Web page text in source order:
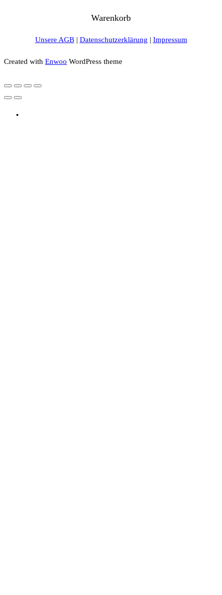
Warenkorb
Unsere AGB| Datenschutzerklärung | Impressum
Created with Enwoo WordPress theme